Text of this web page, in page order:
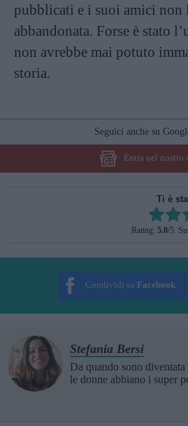
pubblicati e i suoi amici non
abbandonata. Forse è stato
non avrebbe mai potuto
storia.
Seguici anche su
Entra nel nostro
Ti è
Rate this
SUBMIT
Rating: 5.0/5.
Condividi su Facebook
Stefania Bersi
Da quando sono
le donne abbiano i super